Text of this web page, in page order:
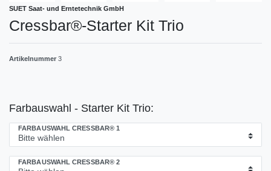
SUET Saat- und Erntetechnik GmbH
Cressbar®-Starter Kit Trio
Artikelnummer 3
Farbauswahl - Starter Kit Trio:
FARBAUSWAHL CRESSBAR® 1
FARBAUSWAHL CRESSBAR® 2